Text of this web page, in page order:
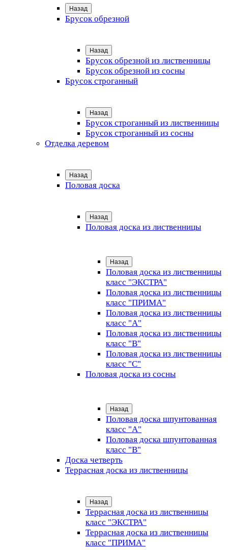
Назад
Брусок обрезной
Назад
Брусок обрезной из лиственницы
Брусок обрезной из сосны
Брусок строганный
Назад
Брусок строганный из лиственницы
Брусок строганный из сосны
Отделка деревом
Назад
Половая доска
Назад
Половая доска из лиственницы
Назад
Половая доска из лиственницы
класс "ЭКСТРА"
Половая доска из лиственницы
класс "ПРИМА"
Половая доска из лиственницы
класс "А"
Половая доска из лиственницы
класс "B"
Половая доска из лиственницы
класс "C"
Половая доска из сосны
Назад
Половая доска шпунтованная
класс "А"
Половая доска шпунтованная
класс "B"
Доска четверть
Террасная доска из лиственницы
Назад
Террасная доска из лиственницы
класс "ЭКСТРА"
Террасная доска из лиственницы
класс "ПРИМА"